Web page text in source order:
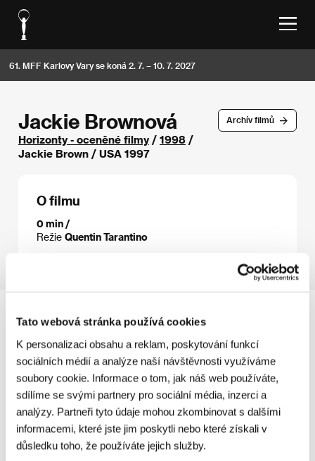
Tato webová stránka používá cookies
K personalizaci obsahu a reklam, poskytování funkcí
sociálních médií a analýze naší návštěvnosti využíváme
soubory cookie. Informace o tom, jak náš web používáte,
sdílíme se svými partnery pro sociální média, inzerci a
analýzy. Partneři tyto údaje mohou zkombinovat s dalšími
informacemi, které jste jim poskytli nebo které získali v
důsledku toho, že používáte jejich služby.
61. MFF Karlovy Vary se koná 2. 7. – 10. 7. 2027
Archív filmů
Jackie Brownová
Horizonty - oceněné filmy/ 1998 /
Jackie Brown / USA 1997
O filmu
0 min /
Režie Quentin Tarantino